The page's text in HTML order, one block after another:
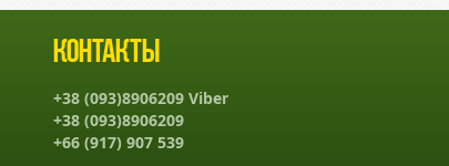
Контакты
+38 (093)8906209 Viber
+38 (093)8906209
+66 (917) 907 539